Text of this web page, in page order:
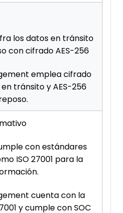
los datos en tránsito
con cifrado AES-256
emplea cifrado
tránsito y AES-256
con estándares
ISO 27001 para la
cuenta con la
y cumple con SOC